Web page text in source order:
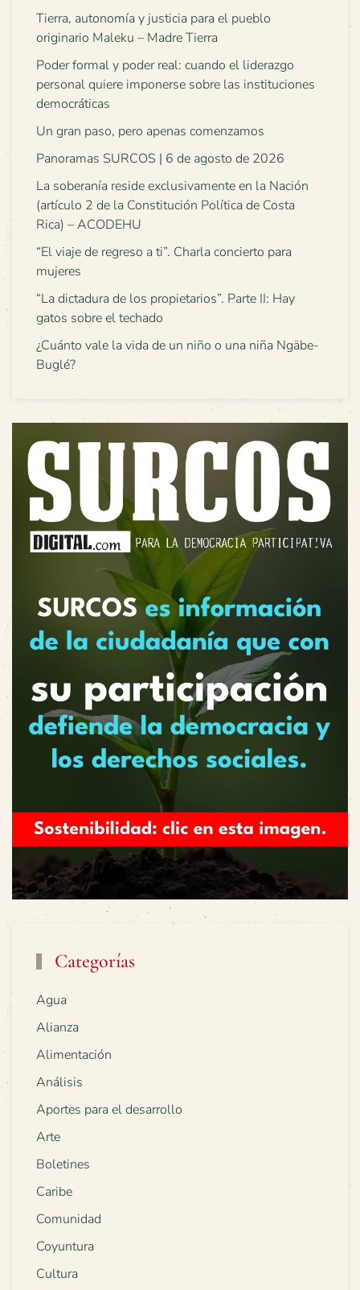
Tierra, autonomía y justicia para el pueblo
originario Maleku – Madre Tierra
Poder formal y poder real: cuando el liderazgo
personal quiere imponerse sobre las instituciones
democráticas
Un gran paso, pero apenas comenzamos
Panoramas SURCOS | 6 de agosto de 2026
La soberanía reside exclusivamente en la Nación
(artículo 2 de la Constitución Política de Costa
Rica) – ACODEHU
“El viaje de regreso a ti”. Charla concierto para
mujeres
“La dictadura de los propietarios”. Parte II: Hay
gatos sobre el techado
¿Cuánto vale la vida de un niño o una niña Ngäbe-
Buglé?
Categorías
Agua
Alianza
Alimentación
Análisis
Aportes para el desarrollo
Arte
Boletines
Caribe
Comunidad
Coyuntura
Cultura